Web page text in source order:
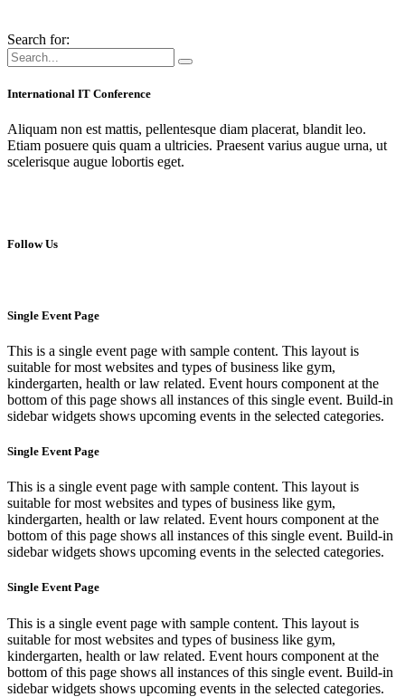
Search for:
International IT Conference
Aliquam non est mattis, pellentesque diam placerat, blandit leo.
Etiam posuere quis quam a ultricies. Praesent varius augue urna, ut
scelerisque augue lobortis eget.
Follow Us
Single Event Page
This is a single event page with sample content. This layout is
suitable for most websites and types of business like gym,
kindergarten, health or law related. Event hours component at the
bottom of this page shows all instances of this single event. Build-in
sidebar widgets shows upcoming events in the selected categories.
Single Event Page
This is a single event page with sample content. This layout is
suitable for most websites and types of business like gym,
kindergarten, health or law related. Event hours component at the
bottom of this page shows all instances of this single event. Build-in
sidebar widgets shows upcoming events in the selected categories.
Single Event Page
This is a single event page with sample content. This layout is
suitable for most websites and types of business like gym,
kindergarten, health or law related. Event hours component at the
bottom of this page shows all instances of this single event. Build-in
sidebar widgets shows upcoming events in the selected categories.